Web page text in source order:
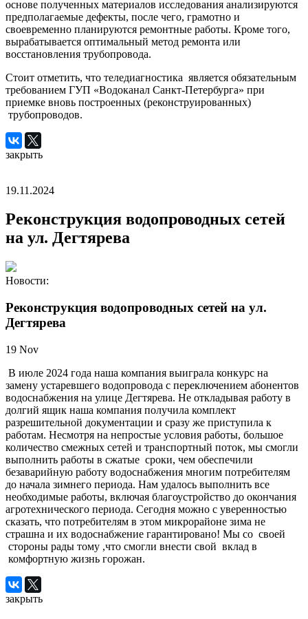
основе полученных материалов исследования анализируются
предполагаемые дефекты, после чего, грамотно и
своевременно планируются ремонтные работы. Кроме того,
вырабатывается оптимальный метод ремонта или
восстановления трубопровода.
Стоит отметить, что теледиагностика является обязательным
требованием ГУП «Водоканал Санкт-Петербурга» при
приемке вновь построенных (реконструированных)
трубопроводов.
закрыть
19.11.2024
Реконструкция водопроводных сетей
на ул. Дегтярева
Новости:
Реконструкция водопроводных сетей на ул.
Дегтярева
19 Nov
В июле 2024 года наша компания выиграла конкурс на
замену устаревшего водопровода с переключением абонентов
водоснабжения на улице Дегтярева. Не откладывая работу в
долгий ящик наша компания получила комплект
разрешительной документации и сразу же приступила к
работам. Несмотря на непростые условия работы, большое
количество смежных сетей и транспортный поток, мы смогли
выполнить работы в сжатые сроки, чем обеспечили
безаварийную работу водоснабжения многим потребителям
до начала зимнего периода. Нам удалось выполнить все
необходимые работы, включая благоустройство до окончания
агротехнического периода. Сегодня можно с уверенностью
сказать, что потребителям в этом микрорайоне зима не
страшна и их водоснабжение гарантировано! Мы со своей
стороны рады тому ,что смогли внести свой вклад в
комфортную жизнь горожан.
закрыть